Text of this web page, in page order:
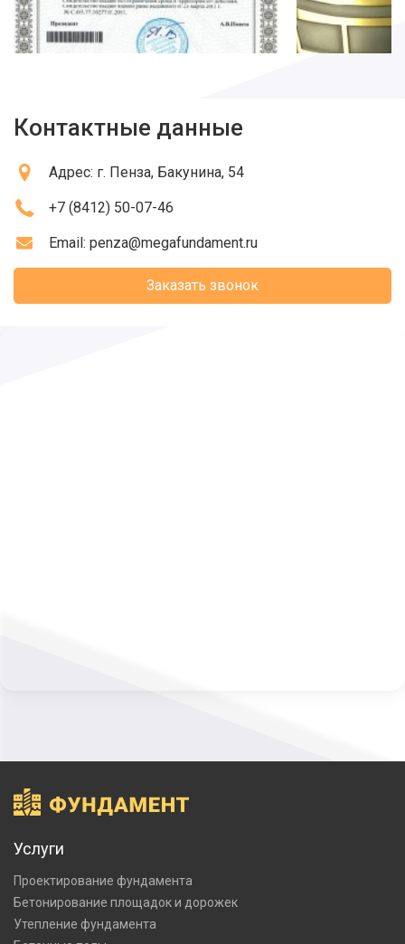
Контактные данные
Адрес: г. Пенза, Бакунина, 54
+7 (8412) 50-07-46
Email: penza@megafundament.ru
Заказать звонок
Услуги
Проектирование фундамента
Бетонирование площадок и дорожек
Утепление фундамента